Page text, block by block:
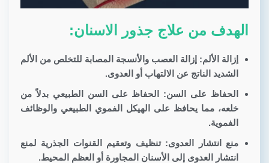
الهدف من علاج جذور الاسنان:
إزالة الألم: إزالة العصب والأنسجة المصابة للتخلص من الألم
الشديد الناتج عن الالتهاب أو العدوى.
الحفاظ على السن: الحفاظ على السن الطبيعي بدلاً من
خلعه، مما يحافظ على الهيكل الفموي الطبيعي والوظائف
الفموية.
منع انتشار العدوى: تنظيف وتعقيم القنوات الجذرية لمنع
انتشار العدوى إلى الأسنان المجاورة أو العظم المحيط.